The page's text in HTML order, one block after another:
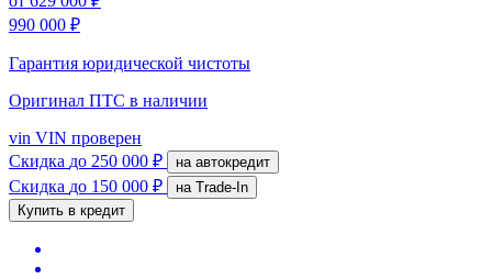
990 000 ₽
Гарантия юридической чистоты
Оригинал ПТС в наличии
vin VIN проверен
Скидка до 250 000 ₽ на автокредит
Скидка до 150 000 ₽
на Trade-In
Купить в кредит